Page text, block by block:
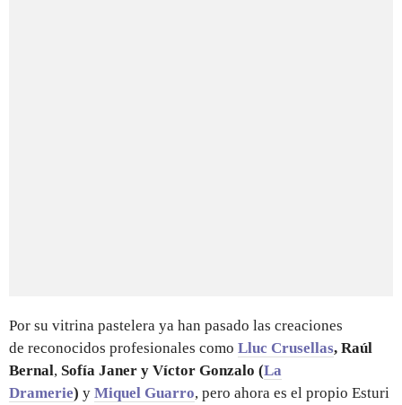
Por su vitrina pastelera ya han pasado las creaciones
de reconocidos profesionales como Lluc Crusellas, Raúl
Bernal, Sofía Janer y Víctor Gonzalo (La
Dramerie) y Miquel Guarro, pero ahora es el propio Esturi